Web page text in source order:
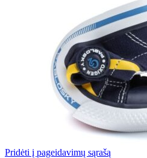
Pridėti į pageidavimų sąrašą